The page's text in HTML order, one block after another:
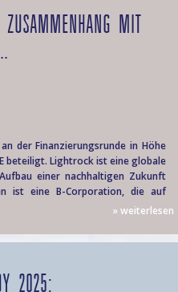
MIT
der Finanzierungsrunde in Höhe
beteiligt. Lightrock ist eine globale
einer nachhaltigen Zukunft
ist eine B-Corporation, die auf
» weiterlesen
2025: